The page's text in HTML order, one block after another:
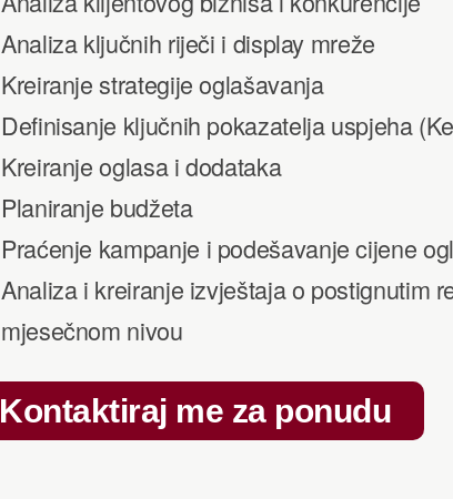
Analiza ključnih riječi i display mreže
Kreiranje strategije oglašavanja
Definisanje ključnih pokazatelja uspjeha
Kreiranje oglasa i dodataka
Planiranje budžeta
Praćenje kampanje i podešavanje cijene
Analiza i kreiranje izvještaja o postignutim
mjesečnom nivou
Kontaktiraj me za ponudu